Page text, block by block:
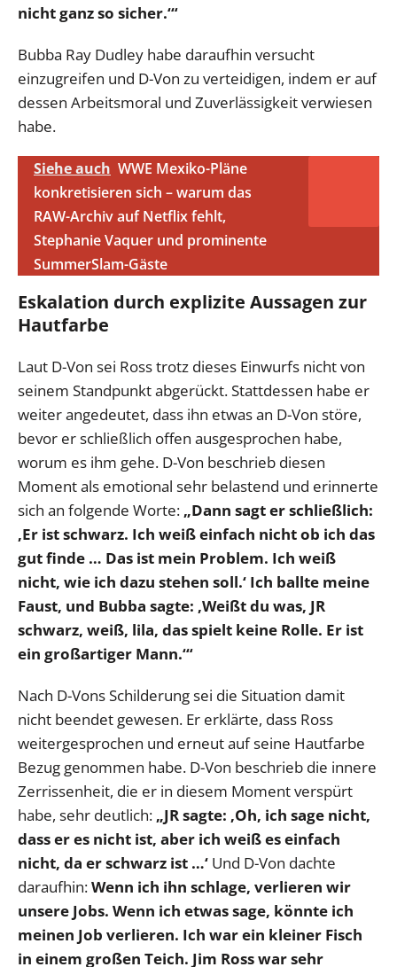
nicht ganz so sicher.‘“
Bubba Ray Dudley habe daraufhin versucht
einzugreifen und D-Von zu verteidigen, indem er auf
dessen Arbeitsmoral und Zuverlässigkeit verwiesen
habe.
Siehe auch WWE Mexiko-Pläne
konkretisieren sich – warum das
RAW-Archiv auf Netflix fehlt,
Stephanie Vaquer und prominente
SummerSlam-Gäste
Eskalation durch explizite Aussagen zur
Hautfarbe
Laut D-Von sei Ross trotz dieses Einwurfs nicht von
seinem Standpunkt abgerückt. Stattdessen habe er
weiter angedeutet, dass ihn etwas an D-Von störe,
bevor er schließlich offen ausgesprochen habe,
worum es ihm gehe. D-Von beschrieb diesen
Moment als emotional sehr belastend und erinnerte
sich an folgende Worte: „Dann sagt er schließlich:
‚Er ist schwarz. Ich weiß einfach nicht ob ich das
gut finde … Das ist mein Problem. Ich weiß
nicht, wie ich dazu stehen soll.‘ Ich ballte meine
Faust, und Bubba sagte: ‚Weißt du was, JR
schwarz, weiß, lila, das spielt keine Rolle. Er ist
ein großartiger Mann.‘“
Nach D-Vons Schilderung sei die Situation damit
nicht beendet gewesen. Er erklärte, dass Ross
weitergesprochen und erneut auf seine Hautfarbe
Bezug genommen habe. D-Von beschrieb die innere
Zerrissenheit, die er in diesem Moment verspürt
habe, sehr deutlich: „JR sagte: ‚Oh, ich sage nicht,
dass er es nicht ist, aber ich weiß es einfach
nicht, da er schwarz ist …‘ Und D-Von dachte
daraufhin:Wenn ich ihn schlage, verlieren wir
unsere Jobs. Wenn ich etwas sage, könnte ich
meinen Job verlieren. Ich war ein kleiner Fisch
in einem großen Teich. Jim Ross war sehr